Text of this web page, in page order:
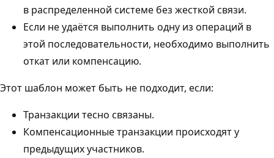
в распределенной системе без жесткой связи.
Если не удаётся выполнить одну из операций в
этой последовательности, необходимо выполнить
откат или компенсацию.
Этот шаблон может быть не подходит, если:
Транзакции тесно связаны.
Компенсационные транзакции происходят у
предыдущих участников.